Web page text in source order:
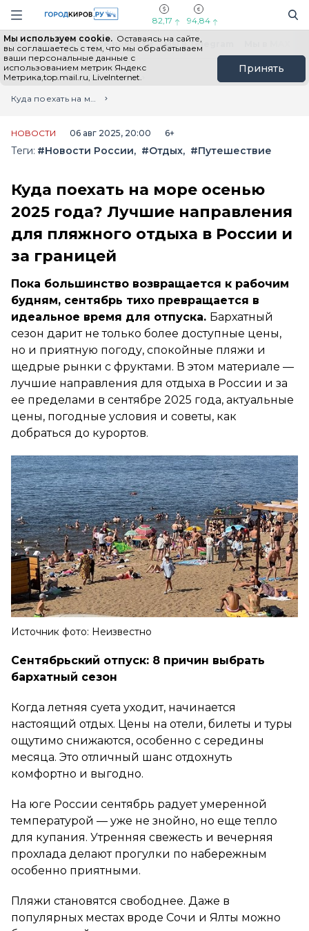
Навигация сайта
82,17 94,84
Мы используем cookie. Оставаясь на сайте,
вы соглашаетесь с тем, что мы обрабатываем
ваши персональные данные с
использованием метрик Яндекс
Метрика,top.mail.ru, LiveInternet.
Принять
Выборы - 2026 Все новости Мы в Telegram
Главная
Лента новостей
Куда поехать на море осенью 2025 года? Лучшие направления для пляжного отдыха в России и за границей
НОВОСТИ 06 авг 2025, 20:00 6+
Теги: #Новости России #Отдых #Путешествие
Куда поехать на море осенью
2025 года? Лучшие направления
для пляжного отдыха в России и
за границей
Пока большинство возвращается к рабочим
будням, сентябрь тихо превращается в
идеальное время для отпуска. Бархатный
сезон дарит не только более доступные цены,
но и приятную погоду, спокойные пляжи и
щедрые рынки с фруктами. В этом материале —
лучшие направления для отдыха в России и за
ее пределами в сентябре 2025 года, актуальные
цены, погодные условия и советы, как
добраться до курортов.
Источник фото: Неизвестно
Сентябрьский отпуск: 8 причин выбрать
бархатный сезон
Когда летняя суета уходит, начинается
настоящий отдых. Цены на отели, билеты и туры
ощутимо снижаются, особенно с середины
месяца. Это отличный шанс отдохнуть
комфортно и выгодно.
На юге России сентябрь радует умеренной
температурой — уже не знойно, но еще тепло
для купания. Утренняя свежесть и вечерняя
прохлада делают прогулки по набережным
особенно приятными.
Пляжи становятся свободнее. Даже в
популярных местах вроде Сочи и Ялты можно